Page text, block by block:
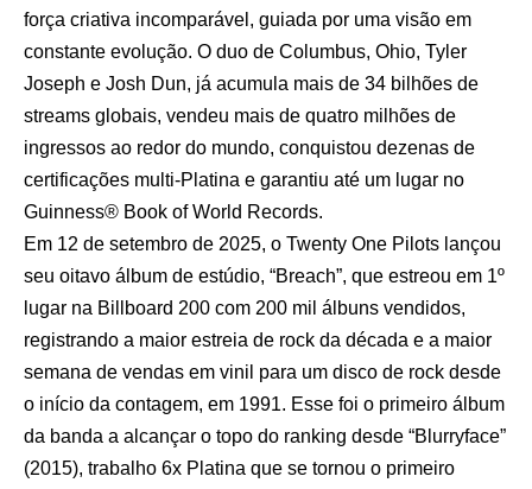
força criativa incomparável, guiada por uma visão em
constante evolução. O duo de Columbus, Ohio, Tyler
Joseph e Josh Dun, já acumula mais de 34 bilhões de
streams globais, vendeu mais de quatro milhões de
ingressos ao redor do mundo, conquistou dezenas de
certificações multi-Platina e garantiu até um lugar no
Guinness® Book of World Records.
Em 12 de setembro de 2025, o Twenty One Pilots lançou
seu oitavo álbum de estúdio, “Breach”, que estreou em 1º
lugar na Billboard 200 com 200 mil álbuns vendidos,
registrando a maior estreia de rock da década e a maior
semana de vendas em vinil para um disco de rock desde
o início da contagem, em 1991. Esse foi o primeiro álbum
da banda a alcançar o topo do ranking desde “Blurryface”
(2015), trabalho 6x Platina que se tornou o primeiro